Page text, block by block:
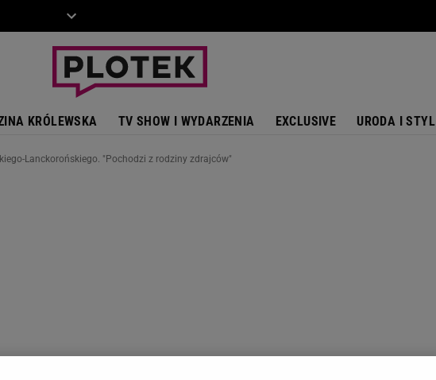
KRÓLEWSKA TV SHOW I WYDARZENIA EXCLUSIVE URODA I STYL
Lanckorońskiego. "Pochodzi z rodziny zdrajców"